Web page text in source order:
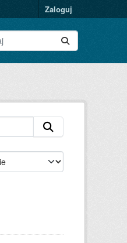
Zaloguj